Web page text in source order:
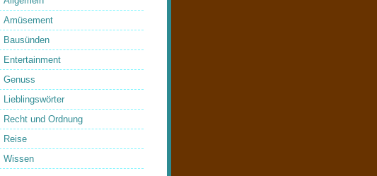
Amüsement
Bausünden
Entertainment
Genuss
Lieblingswörter
Recht und Ordnung
Reise
Wissen